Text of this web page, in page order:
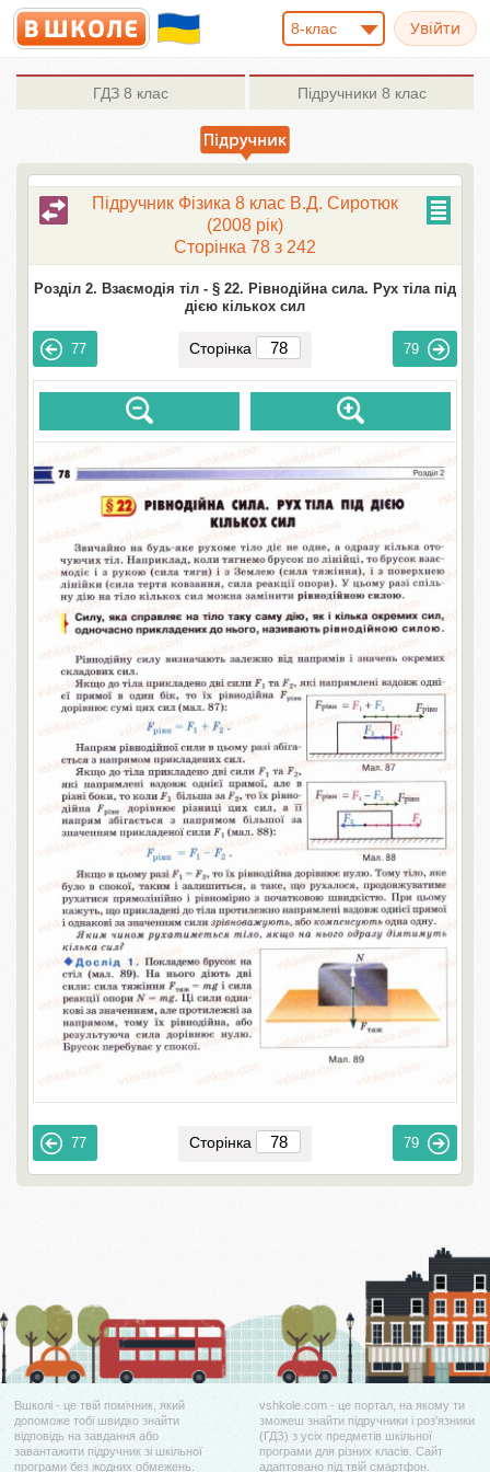
8-клас
ГДЗ 8 клас Підручники 8 клас
Підручник Фізика 8 клас В.Д. Сиротюк
(2008 рік)
Сторінка 78 з 242
Розділ 2. Взаємодія тіл - § 22. Рівнодійна сила. Рух тіла під
дією кількох сил
77 Сторінка 79
77 Сторінка 79
Вшколі - це твій помічник, який
допоможе тобі швидко знайти
відповідь на завдання або
завантажити підручник зі шкільної
програми без жодних обмежень.
vshkole.com - це портал, на якому ти
зможеш знайти підручники і роз'язники
(ГДЗ) з усіх предметів шкільної
програми для різних класів. Сайт
адаптовано під твій смартфон.